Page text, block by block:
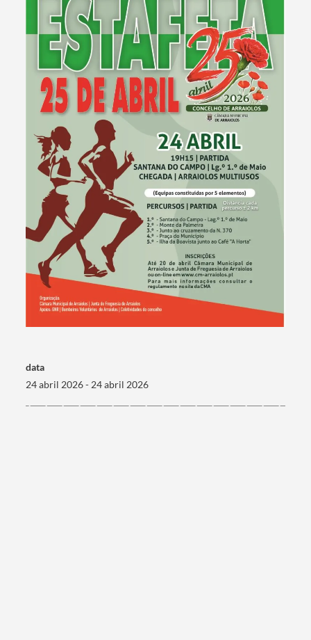
Termo de Pesquisa
Categorias gerais
Filtros
data
24 abril 2026 - 24 abril 2026